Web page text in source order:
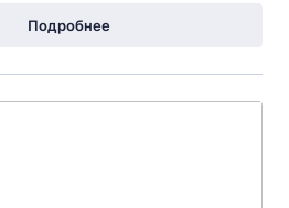
Подробнее